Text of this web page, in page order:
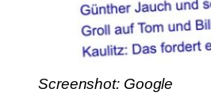
Screenshot: Google